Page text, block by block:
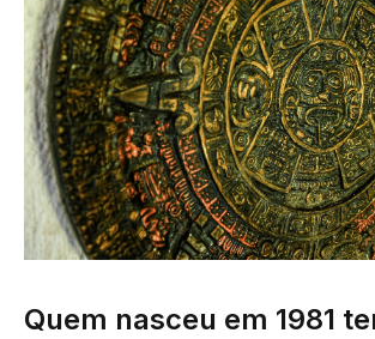
Quem nasceu em 1981